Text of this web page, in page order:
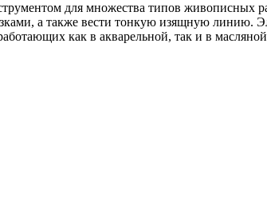
для множества типов живописных
а также вести тонкую изящную линию.
как в акварельной, так и в